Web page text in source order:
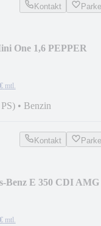
Kontakt
One 1,6 PEPPER
mtl.
• Benzin
Kontakt
Benz E 350 CDI AMG
mtl.